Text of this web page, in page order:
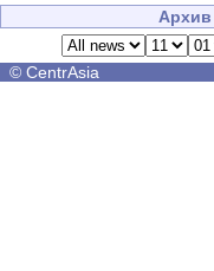
Архив
© CentrAsia